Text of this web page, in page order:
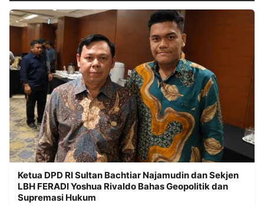
Ketua DPD RI Sultan Bachtiar Najamudin dan Sekjen
LBH FERADI Yoshua Rivaldo Bahas Geopolitik dan
Supremasi Hukum